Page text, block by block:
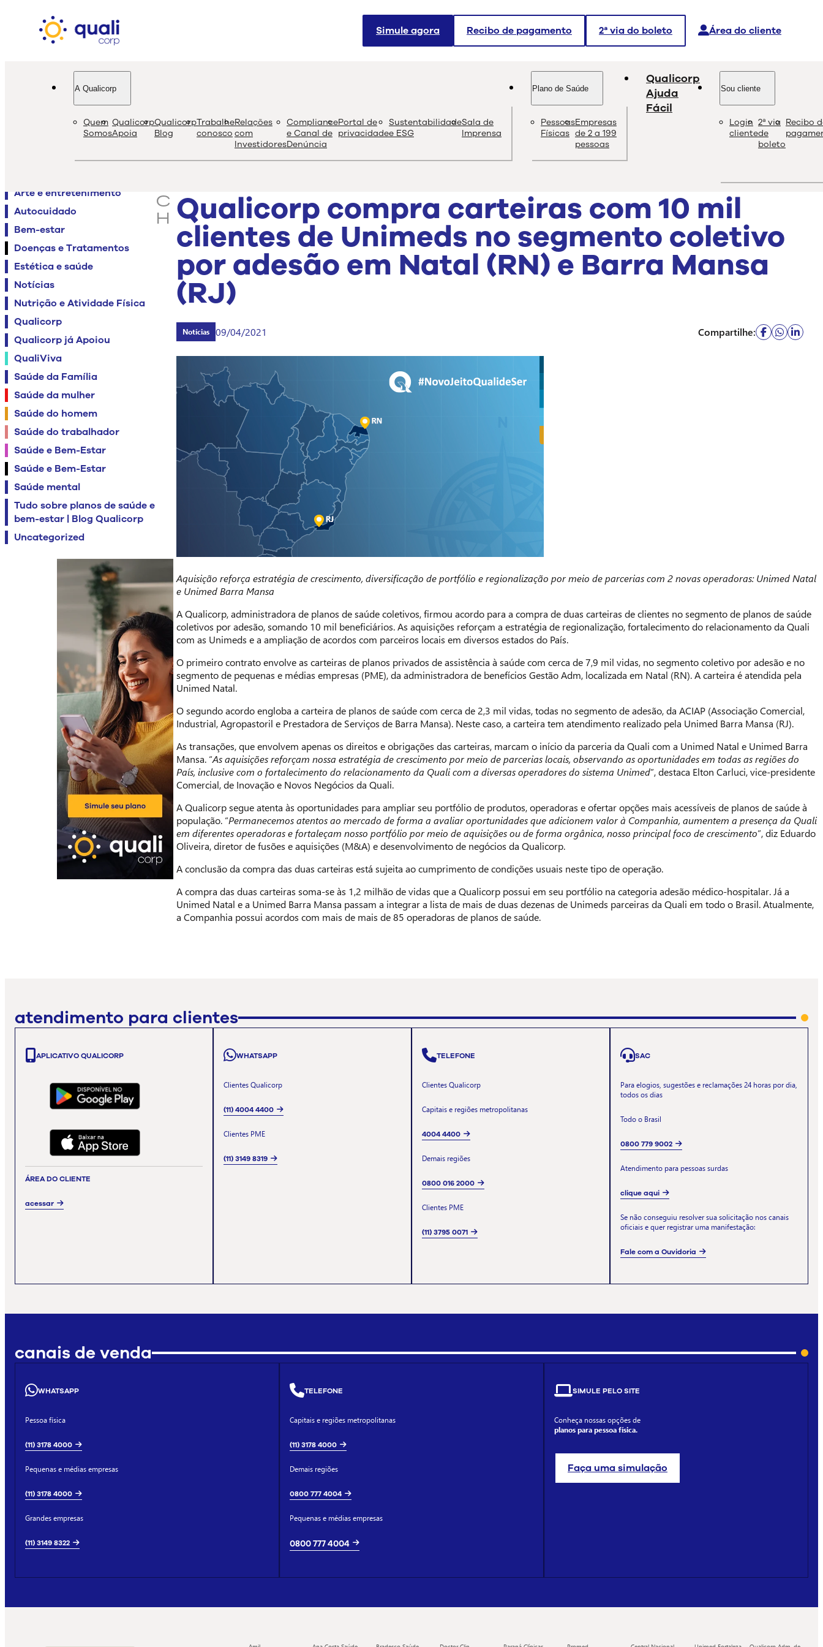
Simule agora Recibo de pagamento 2ª via do boleto Área do cliente
A Qualicorp
Quem
Somos
Qualicorp
Apoia
Qualicorp
Blog
Trabalhe
conosco
Relações
com
Investidores
Compliance
e Canal de
Denúncia
Portal de
privacidade
Sustentabilidade
e ESG
Sala de
Imprensa
Plano de Saúde
Pessoas
Físicas
Empresas
de 2 a 199
pessoas
Qualicorp
Ajuda
Fácil
Sou cliente
Login
cliente
2ª via
de
boleto
Recibo
s
a
c
h
Arte e entretenimento
Autocuidado
Bem-estar
Doenças e Tratamentos
Estética e saúde
Notícias
Nutrição e Atividade Física
Qualicorp
Qualicorp já Apoiou
QualiViva
Saúde da Família
Saúde da mulher
Saúde do homem
Saúde do trabalhador
Saúde e Bem-Estar
Saúde e Bem-Estar
Saúde mental
Tudo sobre planos de saúde e
bem-estar | Blog Qualicorp
Uncategorized
qualiblog Conteúdo de qualidade e as melhores soluções sobre saúde e bem-estar.
Qualicorp compra carteiras com 10 mil
clientes de Unimeds no segmento coletivo
por adesão em Natal (RN) e Barra Mansa
(RJ)
Notícias 09/04/2021 Compartilhe:
Aquisição reforça estratégia de crescimento, diversificação de portfólio e regionalização por meio de parcerias com 2 novas operadoras: Unimed Natal
e Unimed Barra Mansa
A Qualicorp, administradora de planos de saúde coletivos, firmou acordo para a compra de duas carteiras de clientes no segmento de planos de saúde
coletivos por adesão, somando 10 mil beneficiários. As aquisições reforçam a estratégia de regionalização, fortalecimento do relacionamento da Quali
com as Unimeds e a ampliação de acordos com parceiros locais em diversos estados do País.
O primeiro contrato envolve as carteiras de planos privados de assistência à saúde com cerca de 7,9 mil vidas, no segmento coletivo por adesão e no
segmento de pequenas e médias empresas (PME), da administradora de benefícios Gestão Adm, localizada em Natal (RN). A carteira é atendida pela
Unimed Natal.
O segundo acordo engloba a carteira de planos de saúde com cerca de 2,3 mil vidas, todas no segmento de adesão, da ACIAP (Associação Comercial,
Industrial, Agropastoril e Prestadora de Serviços de Barra Mansa). Neste caso, a carteira tem atendimento realizado pela Unimed Barra Mansa (RJ).
As transações, que envolvem apenas os direitos e obrigações das carteiras, marcam o início da parceria da Quali com a Unimed Natal e Unimed Barra
Mansa. “As aquisições reforçam nossa estratégia de crescimento por meio de parcerias locais, observando as oportunidades em todas as regiões do
País, inclusive com o fortalecimento do relacionamento da Quali com a diversas operadores do sistema Unimed”, destaca Elton Carluci, vice-presidente
Comercial, de Inovação e Novos Negócios da Quali.
A Qualicorp segue atenta às oportunidades para ampliar seu portfólio de produtos, operadoras e ofertar opções mais acessíveis de planos de saúde à
população. “Permanecemos atentos ao mercado de forma a avaliar oportunidades que adicionem valor à Companhia, aumentem a presença da Quali
em diferentes operadoras e fortaleçam nosso portfólio por meio de aquisições ou de forma orgânica, nosso principal foco de crescimento”, diz Eduardo
Oliveira, diretor de fusões e aquisições (M&A) e desenvolvimento de negócios da Qualicorp.
A conclusão da compra das duas carteiras está sujeita ao cumprimento de condições usuais neste tipo de operação.
A compra das duas carteiras soma-se às 1,2 milhão de vidas que a Qualicorp possui em seu portfólio na categoria adesão médico-hospitalar. Já a
Unimed Natal e a Unimed Barra Mansa passam a integrar a lista de mais de duas dezenas de Unimeds parceiras da Quali em todo o Brasil. Atualmente,
a Companhia possui acordos com mais de mais de 85 operadoras de planos de saúde.
atendimento para clientes
APLICATIVO QUALICORP
ÁREA DO CLIENTE
acessar
WHATSAPP
Clientes Qualicorp
(11) 4004 4400
Clientes PME
(11) 3149 8319
TELEFONE
Clientes Qualicorp
Capitais e regiões metropolitanas
4004 4400
Demais regiões
0800 016 2000
Clientes PME
(11) 3795 0071
SAC
Para elogios, sugestões e reclamações 24 horas por dia,
todos os dias
Todo o Brasil
0800 779 9002
Atendimento para pessoas surdas
clique aqui
Se não conseguiu resolver sua solicitação nos canais
oficiais e quer registrar uma manifestação:
Fale com a Ouvidoria
canais de venda
WHATSAPP
Pessoa física
(11) 3178 4000
Pequenas e médias empresas
(11) 3178 4000
Grandes empresas
(11) 3149 8322
TELEFONE
Capitais e regiões metropolitanas
(11) 3178 4000
Demais regiões
0800 777 4004
Pequenas e médias empresas
0800 777 4004
SIMULE PELO SITE
Conheça nossas opções de
planos para pessoa física.
Faça uma simulação